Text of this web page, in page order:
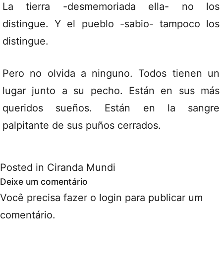
La tierra -desmemoriada ella- no los
distingue. Y el pueblo -sabio- tampoco los
distingue.
Pero no olvida a ninguno. Todos tienen un
lugar junto a su pecho. Están en sus más
queridos sueños. Están en la sangre
palpitante de sus puños cerrados.
Posted in Ciranda Mundi
Deixe um comentário
Você precisa fazer o login para publicar um
comentário.